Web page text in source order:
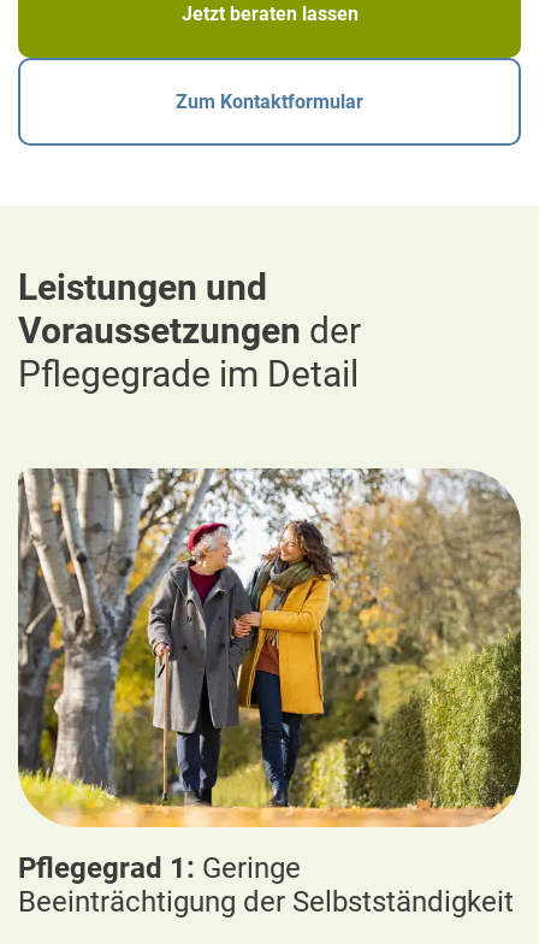
Jetzt beraten lassen
Zum Kontaktformular
Leistungen und
Voraussetzungen der
Pflegegrade im Detail
Pflegegrad 1: Geringe
Beeinträchtigung der Selbstständigkeit